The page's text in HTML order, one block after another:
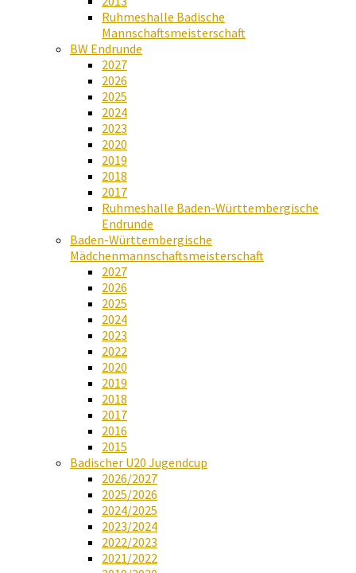
Ruhmeshalle Badische
Mannschaftsmeisterschaft
BW Endrunde
2027
2026
2025
2024
2023
2020
2019
2018
2017
Ruhmeshalle Baden-Württembergische
Endrunde
Baden-Württembergische
Mädchenmannschaftsmeisterschaft
2027
2026
2025
2024
2023
2022
2020
2019
2018
2017
2016
2015
Badischer U20 Jugendcup
2026/2027
2025/2026
2024/2025
2023/2024
2022/2023
2021/2022